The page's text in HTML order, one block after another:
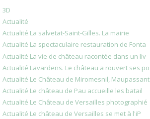
3D
Actualité
Actualité La salvetat-Saint-Gilles. La mairie
Actualité La spectaculaire restauration de Fonta
Actualité La vie de château racontée dans un liv
Actualité Lavardens. Le château a rouvert ses po
Actualité Le Château de Miromesnil, Maupassant
Actualité Le château de Pau accueille les batail
Actualité Le Château de Versailles photographié
Actualité Le château de Versailles se met à l'iP